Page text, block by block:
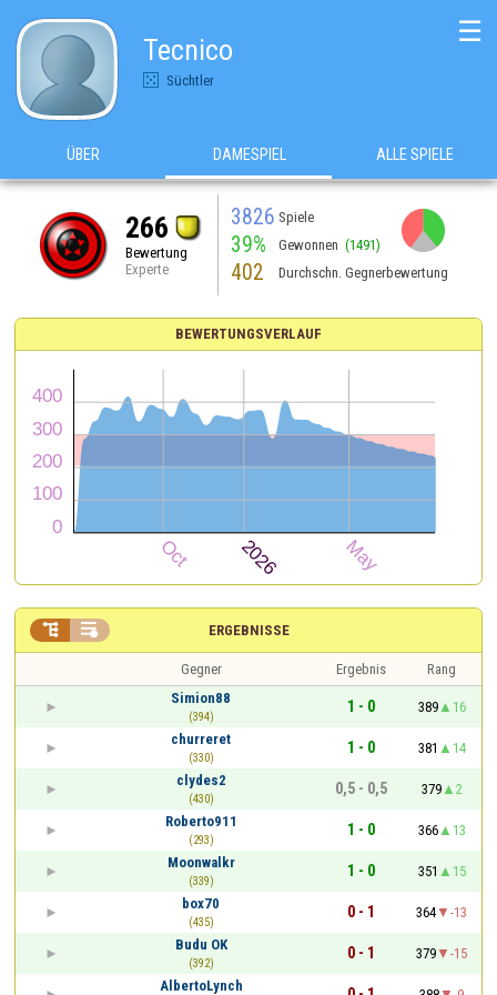
Tecnico
Süchtler
☰
ÜBER DAMESPIEL ALLE SPIELE
266
Bewertung
Experte
3826 Spiele
39% Gewonnen (1491)
402 Durchschn. Gegnerbewertung
BEWERTUNGSVERLAUF
ERGEBNISSE
 
Gegner Ergebnis
Rang
Simion88
(394)
1 - 0 389
16
churreret
(330)
1 - 0 381
14
clydes2
(430)
0,5 - 0,5 379
2
Roberto911
(293)
1 - 0 366
13
Moonwalkr
(339)
1 - 0 351
15
box70
(435)
0 - 1 364
-13
Budu OK
(392)
0 - 1 379
-15
AlbertoLynch